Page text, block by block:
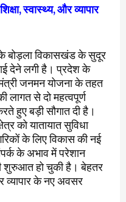
स्वास्थ्य, और व्यापार
बोड़ला विकासखंड के सुदूर
देने लगी है। प्रदेश के
जनमन योजना के तहत
लागत से दो महत्वपूर्ण
हुए बड़ी सौगात दी है।
को यातायात सुविधा
के लिए विकास की नई
के अभाव में परेशान
शुरुआत हो चुकी है। बेहतर
व्यापार के नए अवसर